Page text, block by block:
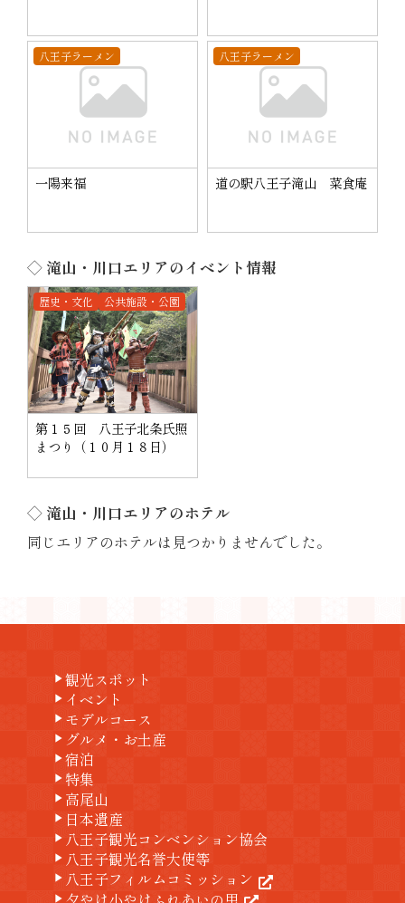
八王子ラーメン
一陽来福
八王子ラーメン
道の駅八王子滝山 菜食庵
◇ 滝山・川口エリアのイベント情報
歴史・文化 公共施設・公園
第１５回 八王子北条氏照
まつり（１０月１８日）
◇ 滝山・川口エリアのホテル
同じエリアのホテルは見つかりませんでした。
play_arrow観光スポット
play_arrow イベント
play_arrow モデルコース
play_arrow グルメ・お土産
play_arrow宿泊
play_arrow 特集
play_arrow 高尾山
play_arrow 日本遺産
play_arrow 八王子観光コンベンション協会
play_arrow 八王子観光名誉大使等
play_arrow 八王子フィルムコミッション
play_arrow